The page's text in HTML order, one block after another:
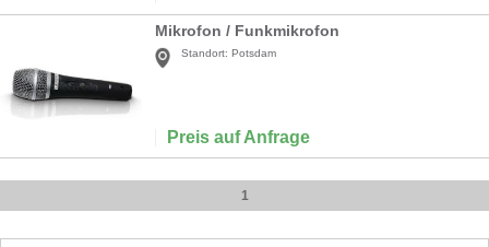
Mikrofon / Funkmikrofon
Standort: Potsdam
Preis auf Anfrage
1